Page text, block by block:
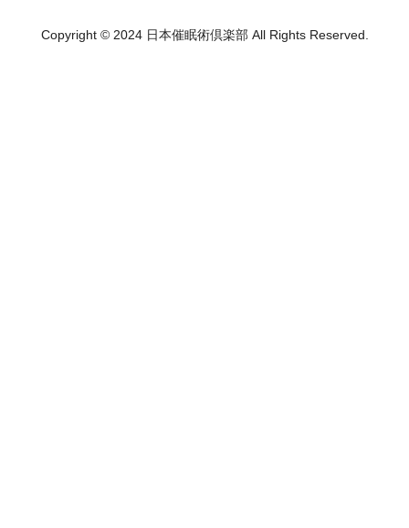
Copyright © 2024 日本催眠術倶楽部 All Rights Reserved.